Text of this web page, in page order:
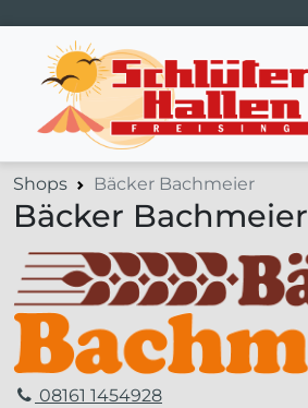
Hauptnavigation
Shops Bäcker Bachmeier
Bäcker Bachmeier
08161 1454928